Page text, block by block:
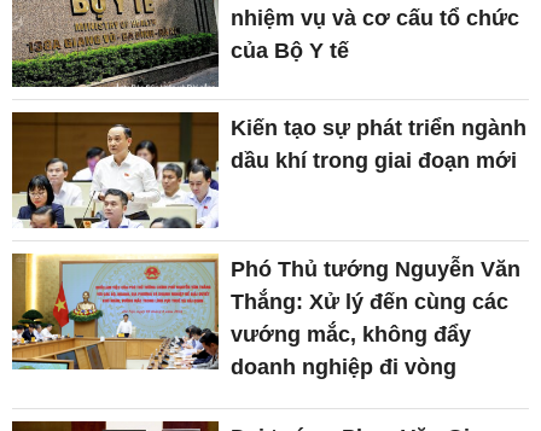
nhiệm vụ và cơ cấu tổ chức
của Bộ Y tế
Kiến tạo sự phát triển ngành
dầu khí trong giai đoạn mới
Phó Thủ tướng Nguyễn Văn
Thắng: Xử lý đến cùng các
vướng mắc, không đẩy
doanh nghiệp đi vòng